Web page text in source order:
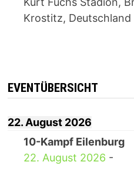
Krostitz, Deutschland
EVENTÜBERSICHT
22. August 2026
10-Kampf Eilenburg
22. August 2026 -